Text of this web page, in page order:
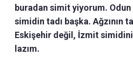
buradan simit yiyorum.
simidin tadı başka. Ağzının
Eskişehir değil, İzmit
lazım.